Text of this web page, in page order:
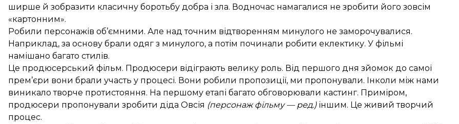
ширше й зобразити класичну боротьбу добра і зла. Водночас намагалися не зробити його зовсім
«картонним».
Робили персонажів об’ємними. Але над точним відтворенням минулого не заморочувалися.
Наприклад, за основу брали одяг з минулого, а потім починали робити еклектику. У фільмі
намішано багато стилів.
Це продюсерський фільм. Продюсери відіграють велику роль. Від першого дня зйомок до самої
прем’єри вони брали участь у процесі. Вони робили пропозиції, ми пропонували. Інколи між нами
виникало творче протистояння. На першому етапі багато обговорювали кастинг. Приміром,
продюсери пропонували зробити діда Овсія (персонаж фільму — ред.)іншим. Це живий творчий
процес.